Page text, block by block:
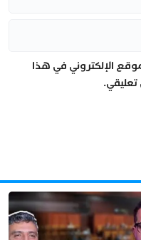
الإلكتروني في هذا
تعليقي.